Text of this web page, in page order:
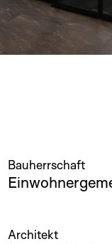
Bauherrschaft
Architekt